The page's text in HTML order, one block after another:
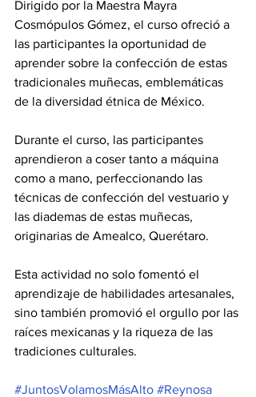
Dirigido por la Maestra Mayra
Cosmópulos Gómez, el curso ofreció a
las participantes la oportunidad de
aprender sobre la confección de estas
tradicionales muñecas, emblemáticas
de la diversidad étnica de México.
Durante el curso, las participantes
aprendieron a coser tanto a máquina
como a mano, perfeccionando las
técnicas de confección del vestuario y
las diademas de estas muñecas,
originarias de Amealco, Querétaro.
Esta actividad no solo fomentó el
aprendizaje de habilidades artesanales,
sino también promovió el orgullo por las
raíces mexicanas y la riqueza de las
tradiciones culturales.
#JuntosVolamosMásAlto #Reynosa